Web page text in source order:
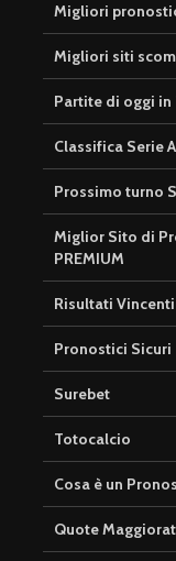
Migliori
Migliori siti
Partite di oggi in
Classifica Serie A
Prossimo turno
Miglior Sito di
PREMIUM
Risultati Vincenti
Pronostici Sicuri
Surebet
Totocalcio
Cosa è un
Quote